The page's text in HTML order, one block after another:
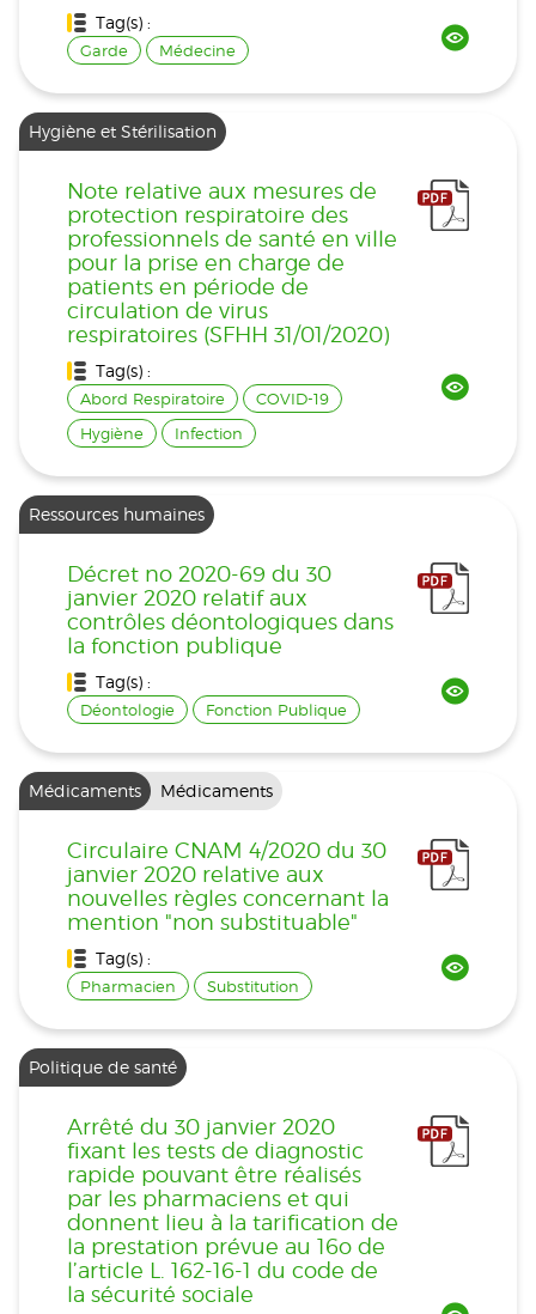
Tag(s) :
Garde Médecine
Hygiène et Stérilisation
Note relative aux mesures de
protection respiratoire des
professionnels de santé en ville
pour la prise en charge de
patients en période de
circulation de virus
respiratoires (SFHH 31/01/2020)
Tag(s) :
Abord Respiratoire
COVID-19
Hygiène
Infection
Ressources humaines
Décret no 2020-69 du 30
janvier 2020 relatif aux
contrôles déontologiques dans
la fonction publique
Tag(s) :
Déontologie Fonction Publique
Médicaments Médicaments
Circulaire CNAM 4/2020 du 30
janvier 2020 relative aux
nouvelles règles concernant la
mention "non substituable"
Tag(s) :
Pharmacien Substitution
Politique de santé
Arrêté du 30 janvier 2020
fixant les tests de diagnostic
rapide pouvant être réalisés
par les pharmaciens et qui
donnent lieu à la tarification de
la prestation prévue au 16o de
l’article L. 162-16-1 du code de
la sécurité sociale